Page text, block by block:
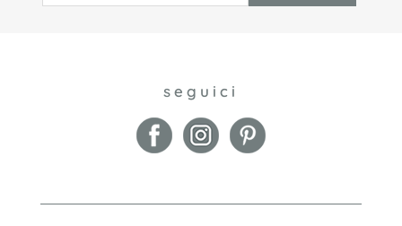
seguici